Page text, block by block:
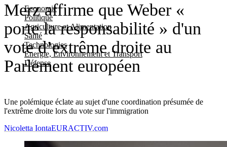
Economie
Politique
Agriculture et Alimentation
Santé
Technologies
Energie, Environnement et Transport
Défense
Merz affirme que Weber «
porte la responsabilité » d'un
vote d’extrême droite au
Parlement européen
Une polémique éclate au sujet d'une coordination présumée de
l'extrême droite lors du vote sur l'immigration
Nicoletta IontaEURACTIV.com